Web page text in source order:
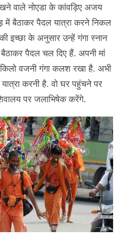
वाले नोएडा के कांवड़िए अजय
में बैठाकर पैदल यात्रा करने निकल
इच्छा के अनुसार उन्हें गंगा स्नान
पैदल चल दिए हैं. अपनी मां
वजनी गंगा कलश रखा है. अभी
करनी है. वो घर पहुंचने पर
पर जलाभिषेक करेंगे.